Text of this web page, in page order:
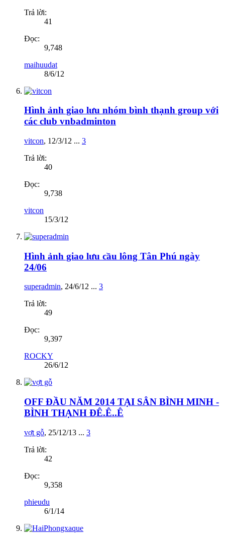
Trả lời:
41
Đọc:
9,748
maihuudat
8/6/12
Hình ảnh giao lưu nhóm bình thạnh group với
các club vnbadminton
vitcon, 12/3/12 ... 3
Trả lời:
40
Đọc:
9,738
vitcon
15/3/12
Hình ảnh giao lưu cầu lông Tân Phú ngày
24/06
superadmin, 24/6/12 ... 3
Trả lời:
49
Đọc:
9,397
ROCKY
26/6/12
OFF ĐẦU NĂM 2014 TẠI SÂN BÌNH MINH -
BÌNH THẠNH ĐÊ.Ê..Ê
vợt gỗ, 25/12/13 ... 3
Trả lời:
42
Đọc:
9,358
phieudu
6/1/14